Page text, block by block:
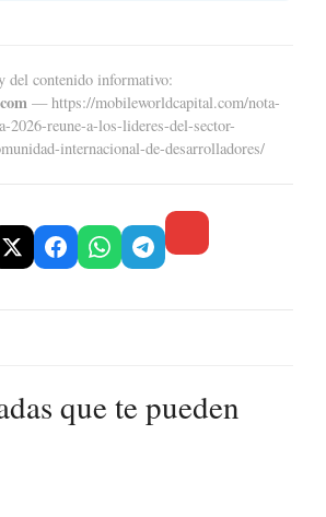
del contenido informativo:
— https://mobileworldcapital.com/nota-
2026-reune-a-los-lideres-del-sector-
internacional-de-desarrolladores/
que te pueden